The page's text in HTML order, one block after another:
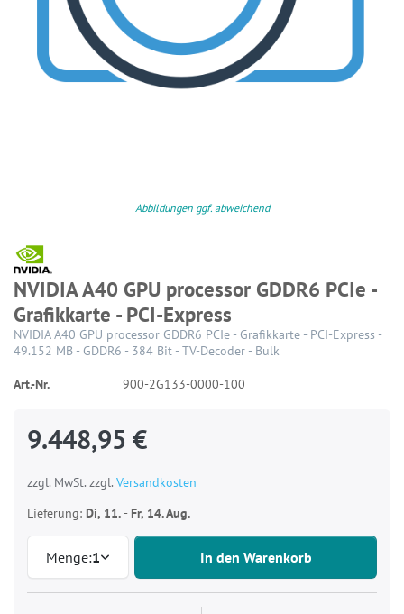
Abbildungen ggf. abweichend
NVIDIA A40 GPU processor GDDR6 PCIe -
Grafikkarte - PCI-Express
NVIDIA A40 GPU processor GDDR6 PCIe - Grafikkarte - PCI-Express -
49.152 MB - GDDR6 - 384 Bit - TV-Decoder - Bulk
Art.-Nr. 900-2G133-0000-100
9.448,95 €
zzgl. MwSt. zzgl. Versandkosten
Lieferung: Di, 11.-Fr, 14. Aug.
Menge:1 In den Warenkorb